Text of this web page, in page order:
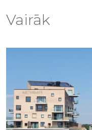
Vairāk